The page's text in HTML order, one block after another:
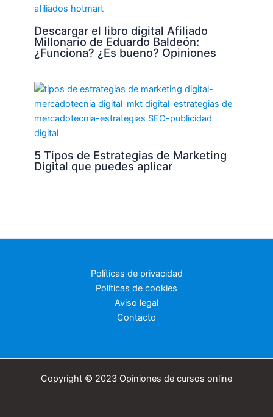
Descargar el libro digital Afiliado
Millonario de Eduardo Baldeón:
¿Funciona? ¿Es bueno? Opiniones
5 Tipos de Estrategias de Marketing
Digital que puedes aplicar
Políticas de privacidad
Políticas de cookies
Aviso legal
Contacto
Copyright © 2023 Opiniones de cursos online